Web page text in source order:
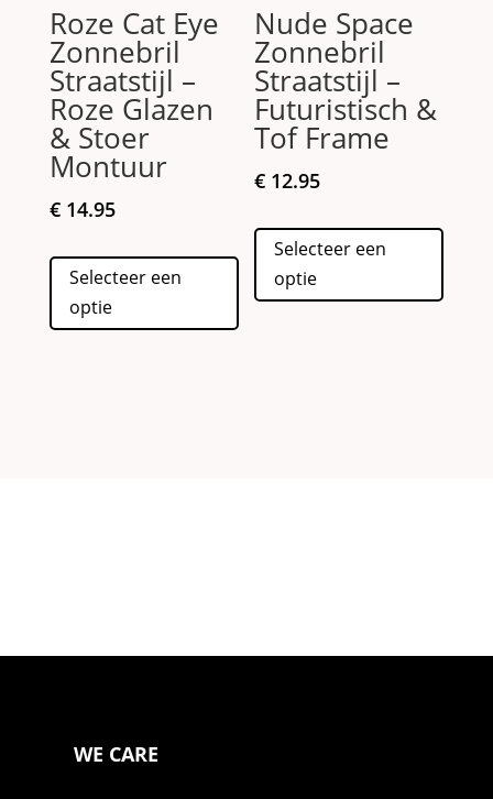
Roze Cat Eye
Zonnebril
Straatstijl –
Roze Glazen
& Stoer
Montuur
€14.95
Selecteer een
optie
product
heeft
Nude Space
Zonnebril
Straatstijl –
Futuristisch &
Tof Frame
€ 12.95
Selecteer een
optie
WE CARE